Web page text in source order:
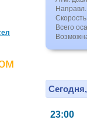
Всего
23:00